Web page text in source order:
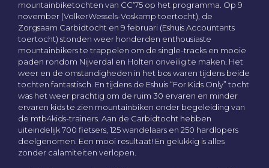
mountainbiketochten van CC’75 op het programma. Op 9
november (VolkerWessels-Voskamp toertocht), de
Zorgsaam Carbidtocht en 9 februari (Eshuis Accountants
toertocht) stonden weer honderden enthousiaste
mountainbikers te trappelen om de single-tracks en mooie
paden rondom Nijverdal en Holten onveilig te maken. Het
weer en de omstandigheden in het bos waren tijdens beide
tochten fantastisch. En tijdens de Eshuis “For Kids Only” tocht
was het weer prachtig om de ruim 30 ervaren en minder
ervaren kids te zien mountainbiken onder begeleiding van
de mtb4kids-trainers. Aan de Carbidtocht hebben
uiteindelijk 700 fietsers, 125 wandelaars en 250 hardlopers
deelgenomen. Een mooi resultaat! En gelukkig is alles
zonder calamiteiten verlopen.